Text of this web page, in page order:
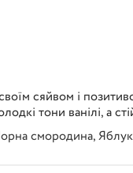
сяйвом і
тони ванілі, а
смородина,